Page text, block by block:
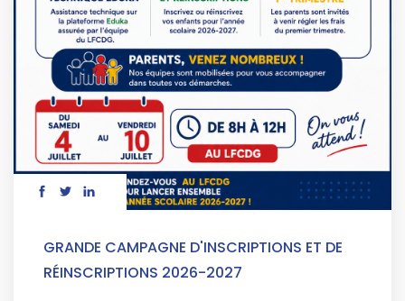
GRANDE CAMPAGNE D'INSCRIPTIONS ET DE
RÉINSCRIPTIONS 2026-2027